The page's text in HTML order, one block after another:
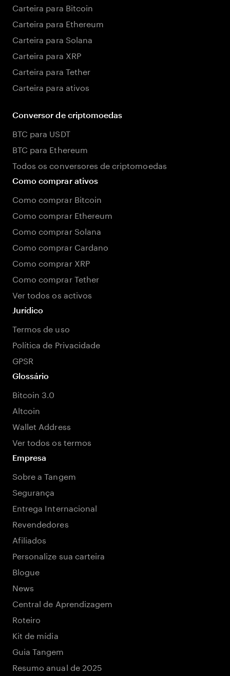
Carteira para Bitcoin
Carteira para Ethereum
Carteira para Solana
Carteira para XRP
Carteira para Tether
Carteira para ativos
Conversor de criptomoedas
BTC para USDT
BTC para Ethereum
Todos os conversores de criptomoedas
Como comprar ativos
Como comprar Bitcoin
Como comprar Ethereum
Como comprar Solana
Como comprar Cardano
Como comprar XRP
Como comprar Tether
Ver todos os activos
Jurídico
Termos de uso
Política de Privacidade
GPSR
Glossário
Bitcoin 3.0
Altcoin
Wallet Address
Ver todos os termos
Empresa
Sobre a Tangem
Segurança
Entrega Internacional
Revendedores
Afiliados
Personalize sua carteira
Blogue
News
Central de Aprendizagem
Roteiro
Kit de mídia
Guia Tangem
Resumo anual de 2025